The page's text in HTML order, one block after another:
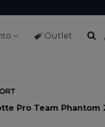
Outlet
Pro Team Phantom